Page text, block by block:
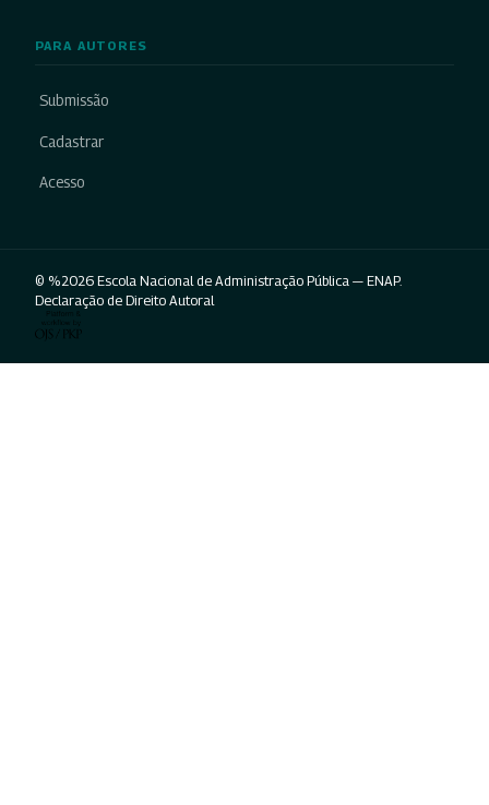
PARA AUTORES
Submissão
Cadastrar
Acesso
© %2026 Escola Nacional de Administração Pública — ENAP.
Declaração de Direito Autoral